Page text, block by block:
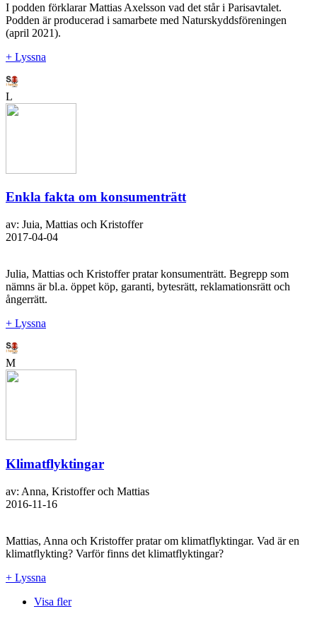
I podden förklarar Mattias Axelsson vad det står i Parisavtalet.
Podden är producerad i samarbete med Naturskyddsföreningen
(april 2021).
+ Lyssna
L
Enkla fakta om konsumenträtt
av: Juia, Mattias och Kristoffer
2017-04-04
Julia, Mattias och Kristoffer pratar konsumenträtt. Begrepp som
nämns är bl.a. öppet köp, garanti, bytesrätt, reklamationsrätt och
ångerrätt.
+ Lyssna
M
Klimatflyktingar
av: Anna, Kristoffer och Mattias
2016-11-16
Mattias, Anna och Kristoffer pratar om klimatflyktingar. Vad är en
klimatflykting? Varför finns det klimatflyktingar?
+ Lyssna
Visa fler